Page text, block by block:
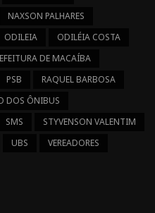
NAXSON PALHARES
ODILEIA
ODILÉIA COSTA
DE MACAÍBA
PSB
RAQUEL BARBOSA
DOS ÔNIBUS
SMS
STYVENSON VALENTIM
UBS
VEREADORES